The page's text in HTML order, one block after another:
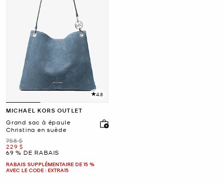
4.8
MICHAEL KORS OUTLET
Grand sac à épaule
Christina en suède
était
758 $
maintenant
229 $
69 % DE RABAIS
RABAIS SUPPLÉMENTAIRE DE 15 %
AVEC LE CODE : EXTRA15